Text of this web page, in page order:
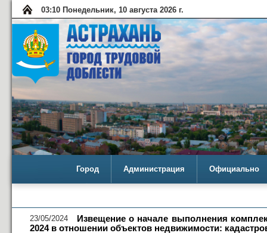
03:10 Понедельник, 10 августа 2026 г.
Город Администрация Официально
23/05/2024
Извещение о начале выполнения
2024 в отношении объектов недвижимости: